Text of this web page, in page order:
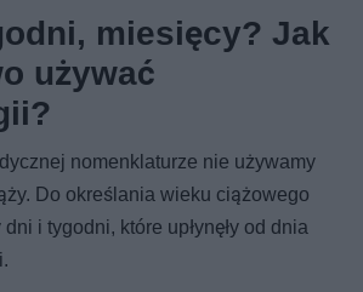
miesięcy? Jak
używać
nomenklaturze nie używamy
Do określania wieku ciążowego
i tygodni, które upłynęły od dnia